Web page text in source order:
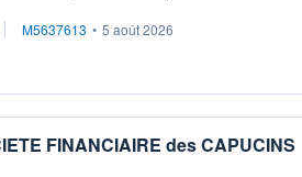
M5637613 • 5 août 2026
FINANCIAIRE des CAPUCINS